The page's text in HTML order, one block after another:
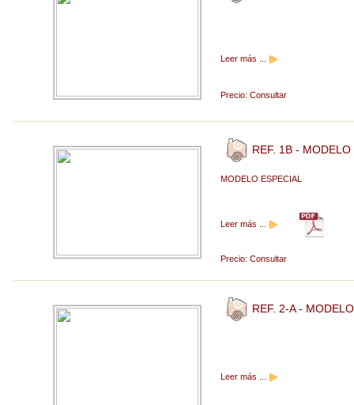
Leer más ...
Precio: Consultar
REF. 1B - MODELO
MODELO ESPECIAL
Leer más ...
Precio: Consultar
REF. 2-A -
Leer más ...